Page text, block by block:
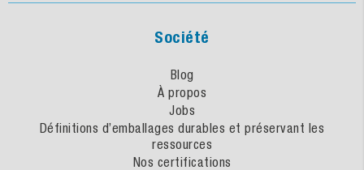
Société
Blog
À propos
Jobs
Définitions d’emballages durables et préservant les
ressources
Nos certifications